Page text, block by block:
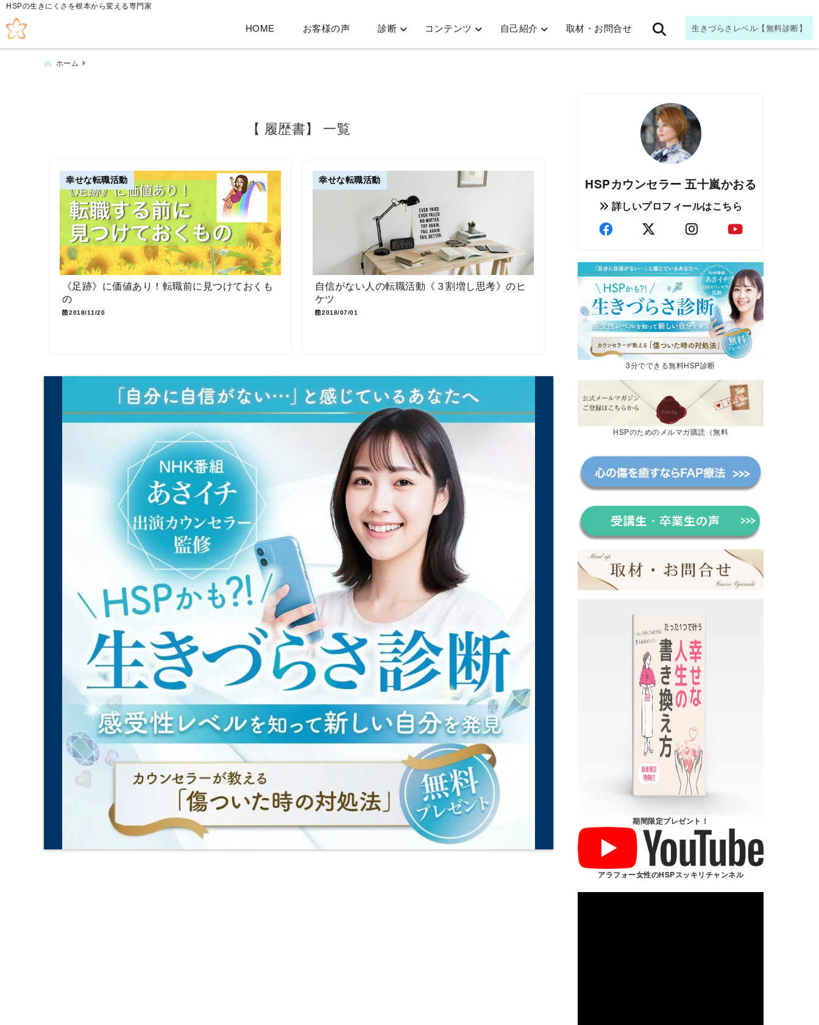
HSPの生きにくさを根本から変える専門家
HOME お客様の声 診断 コンテンツ 自己紹介 取材・お問合せ 生きづらさレベル【無料診断】
ホーム
【 履歴書】 一覧
幸せな転職活動
《足跡》に価値あり！転職前に見つけておくも
の
2018/11/20
幸せな転職活動
自信がない人の転職活動《３割増し思考》のヒ
ケツ
2018/07/01
HSPカウンセラー 五十嵐かおる
詳しいプロフィールはこちら
3分でできる無料HSP診断
HSPのためのメルマガ購読（無料
期間限定プレゼント！
アラフォー女性のHSPスッキリチャンネル